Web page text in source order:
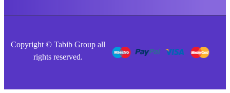
Copyright © Tabib Group all
rights reserved.